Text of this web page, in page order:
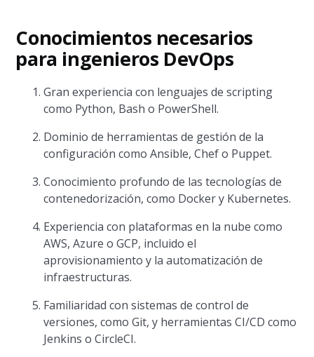
Conocimientos necesarios
para ingenieros DevOps
Gran experiencia con lenguajes de scripting
como Python, Bash o PowerShell.
Dominio de herramientas de gestión de la
configuración como Ansible, Chef o Puppet.
Conocimiento profundo de las tecnologías de
contenedorización, como Docker y Kubernetes.
Experiencia con plataformas en la nube como
AWS, Azure o GCP, incluido el
aprovisionamiento y la automatización de
infraestructuras.
Familiaridad con sistemas de control de
versiones, como Git, y herramientas CI/CD como
Jenkins o CircleCI.